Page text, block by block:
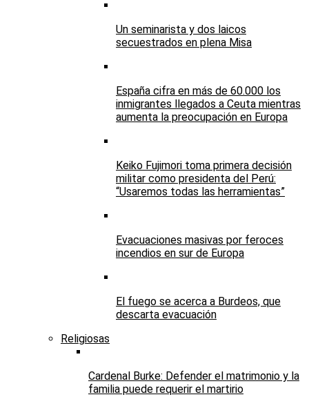
Un seminarista y dos laicos
secuestrados en plena Misa
España cifra en más de 60.000 los
inmigrantes llegados a Ceuta mientras
aumenta la preocupación en Europa
Keiko Fujimori toma primera decisión
militar como presidenta del Perú:
“Usaremos todas las herramientas”
Evacuaciones masivas por feroces
incendios en sur de Europa
El fuego se acerca a Burdeos, que
descarta evacuación
Religiosas
Cardenal Burke: Defender el matrimonio y la
familia puede requerir el martirio